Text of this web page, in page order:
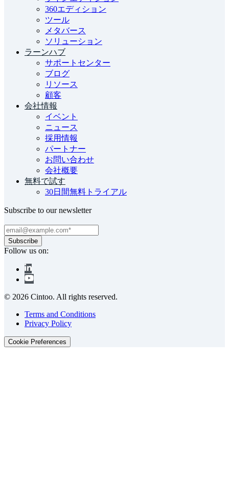
360エディション
ツール
メタバース
ソリューション
ラーンハブ
サポートセンター
ブログ
リソース
顧客
会社情報
イベント
ニュース
採用情報
パートナー
お問い合わせ
会社概要
無料で試す
30日間無料トライアル
Subscribe to our newsletter
Follow us on:
© 2026 Cintoo. All rights reserved.
Terms and Conditions
Privacy Policy
Cookie Preferences